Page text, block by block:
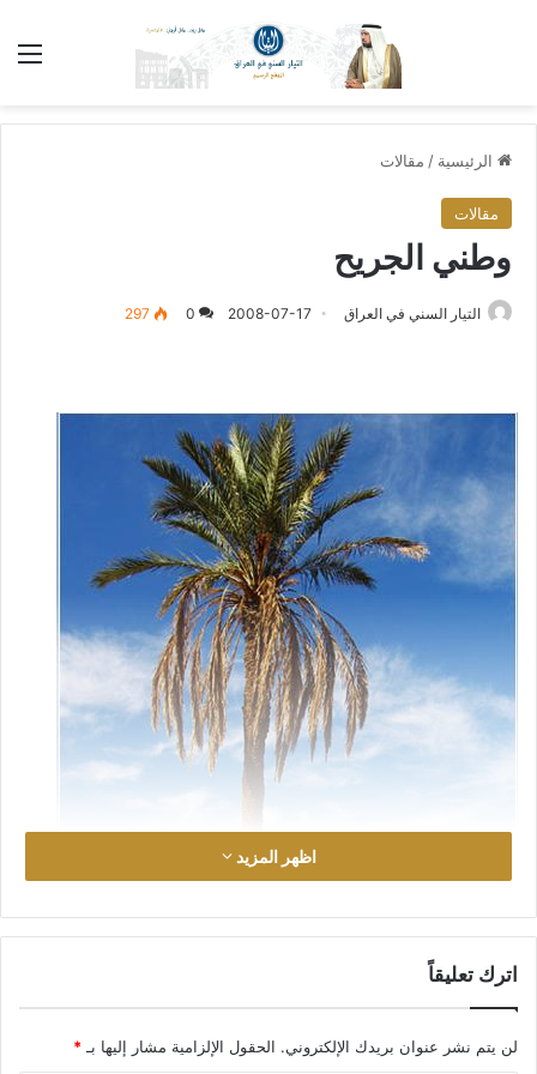
الرئيسية / مقالات
مقالات
وطني الجريح
التيار السني في العراق 2008-07-17
0
297
اظهر المزيد
اترك تعليقاً
لن يتم نشر عنوان بريدك الإلكتروني. الحقول الإلزامية مشار إليها بـ *